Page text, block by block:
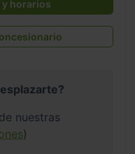
y horarios
nuestras
)